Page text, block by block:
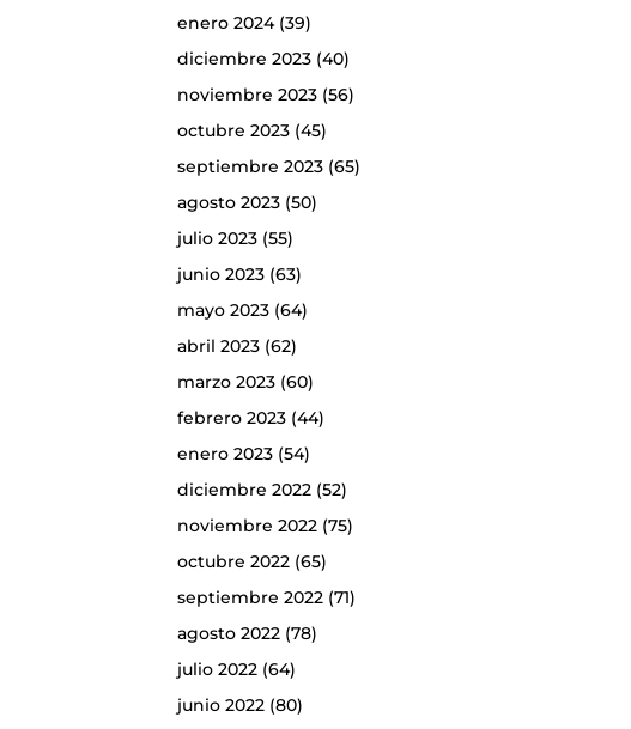
enero 2024(39)
diciembre 2023(40)
noviembre 2023(56)
octubre 2023(45)
septiembre 2023(65)
agosto 2023(50)
julio 2023(55)
junio 2023(63)
mayo 2023(64)
abril 2023(62)
marzo 2023(60)
febrero 2023(44)
enero 2023(54)
diciembre 2022(52)
noviembre 2022(75)
octubre 2022(65)
septiembre 2022(71)
agosto 2022(78)
julio 2022(64)
junio 2022(80)